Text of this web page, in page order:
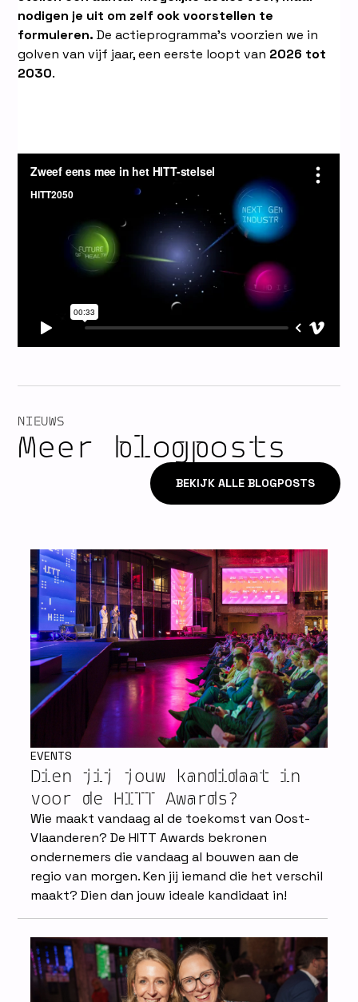
nodigen je uit om zelf ook voorstellen te
formuleren. De actieprogramma’s voorzien we in
golven van vijf jaar, een eerste loopt van 2026 tot
2030.
NIEUWS
Meer blogposts
BEKIJK ALLE BLOGPOSTS
EVENTS
Dien jij jouw kandidaat in
voor de HITT Awards?
Wie maakt vandaag al de toekomst van Oost-
Vlaanderen? De HITT Awards bekronen
ondernemers die vandaag al bouwen aan de
regio van morgen. Ken jij iemand die het verschil
maakt? Dien dan jouw ideale kandidaat in!